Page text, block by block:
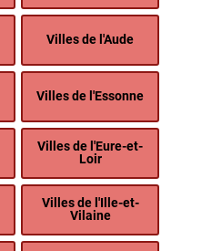
Villes de l'Aude
Villes de l'Essonne
Villes de l'Eure-et-
Loir
Villes de l'Ille-et-
Vilaine